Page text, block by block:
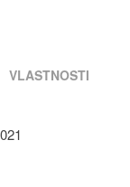
VLASTNOSTI